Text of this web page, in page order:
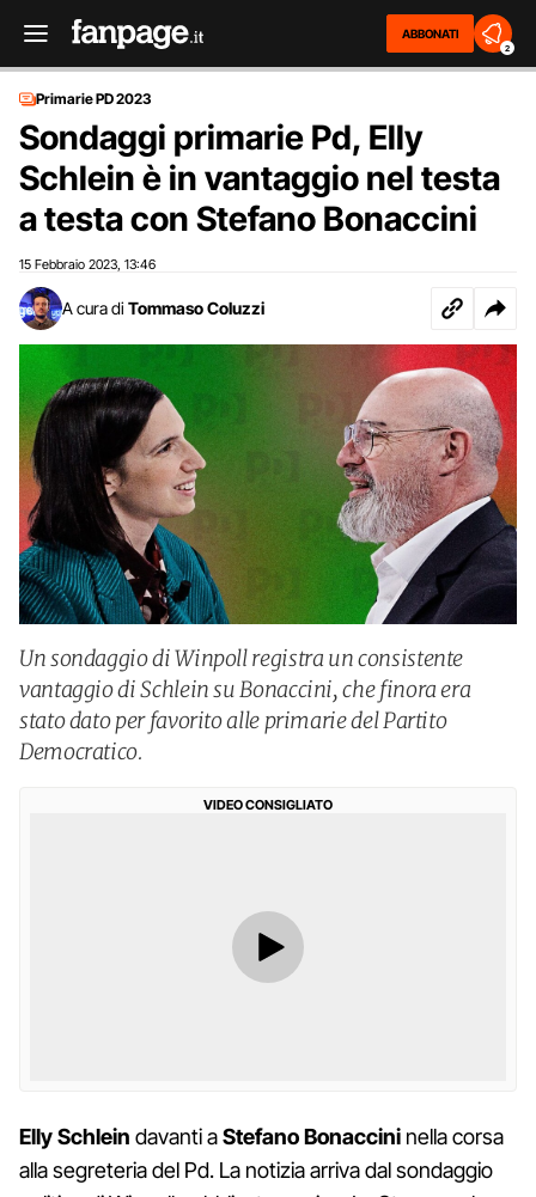
ABBONATI
2
Primarie PD 2023
Sondaggi primarie Pd, Elly
Schlein è in vantaggio nel testa
a testa con Stefano Bonaccini
15 Febbraio 2023 13:46
A cura di Tommaso Coluzzi
Un sondaggio di Winpoll registra un consistente
vantaggio di Schlein su Bonaccini, che finora era
stato dato per favorito alle primarie del Partito
Democratico.
VIDEO CONSIGLIATO
Elly Schlein davanti aStefano Bonaccini nella corsa
alla segreteria del Pd. La notizia arriva dal sondaggio